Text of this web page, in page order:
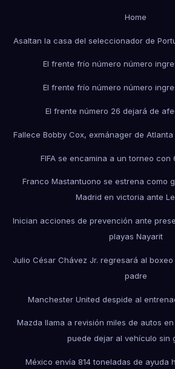
Home
Asaltan la casa del seleccionador de
El frente frío número número
El frente frío número número
El frente número 26 dejará de
Fallece Bobby Cox, exmánager de
FIFA se encamina a un torneo con
Franco Mastantuono se estrena como
Madrid en victoria ante
Inician acciones de prevención ante
playas Nayarit
Julio César Chávez Jr. regresará al
padre
Manchester United despide al
Mazda llama a revisión miles de autos
puede dejar al vehículo sin
México envía 814 toneladas de ayuda